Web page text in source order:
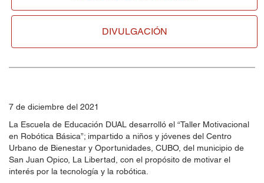
DIVULGACIÓN
7 de diciembre del 2021
La Escuela de Educación DUAL desarrolló el “Taller Motivacional
en Robótica Básica”; impartido a niños y jóvenes del Centro
Urbano de Bienestar y Oportunidades, CUBO, del municipio de
San Juan Opico, La Libertad, con el propósito de motivar el
interés por la tecnología y la robótica.